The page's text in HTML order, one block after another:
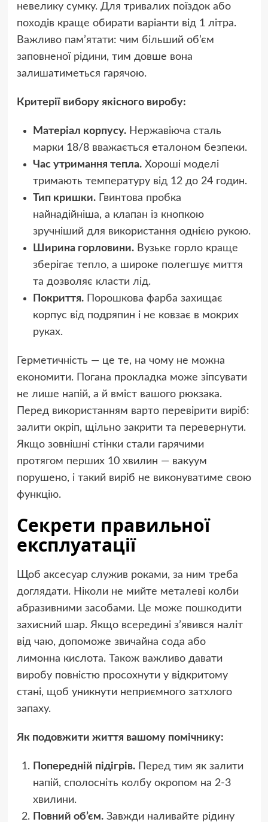
невелику сумку. Для тривалих поїздок або
походів краще обирати варіанти від 1 літра.
Важливо пам’ятати: чим більший об’єм
заповненої рідини, тим довше вона
залишатиметься гарячою.
Критерії вибору якісного виробу:
Матеріал корпусу.Нержавіюча сталь
марки 18/8 вважається еталоном безпеки.
Час утримання тепла.Хороші моделі
тримають температуру від 12 до 24 годин.
Тип кришки.Гвинтова пробка
найнадійніша, а клапан із кнопкою
зручніший для використання однією рукою.
Ширина горловини.Вузьке горло краще
зберігає тепло, а широке полегшує миття
та дозволяє класти лід.
Покриття.Порошкова фарба захищає
корпус від подряпин і не ковзає в мокрих
руках.
Герметичність — це те, на чому не можна
економити. Погана прокладка може зіпсувати
не лише напій, а й вміст вашого рюкзака.
Перед використанням варто перевірити виріб:
залити окріп, щільно закрити та перевернути.
Якщо зовнішні стінки стали гарячими
протягом перших 10 хвилин — вакуум
порушено, і такий виріб не виконуватиме свою
функцію.
Секрети правильної
експлуатації
Щоб аксесуар служив роками, за ним треба
доглядати. Ніколи не мийте металеві колби
абразивними засобами. Це може пошкодити
захисний шар. Якщо всередині з’явився наліт
від чаю, допоможе звичайна сода або
лимонна кислота. Також важливо давати
виробу повністю просохнути у відкритому
стані, щоб уникнути неприємного затхлого
запаху.
Як подовжити життя вашому помічнику:
Попередній підігрів.Перед тим як залити
напій, сполосніть колбу окропом на 2-3
хвилини.
Повний об’єм.Завжди наливайте рідину